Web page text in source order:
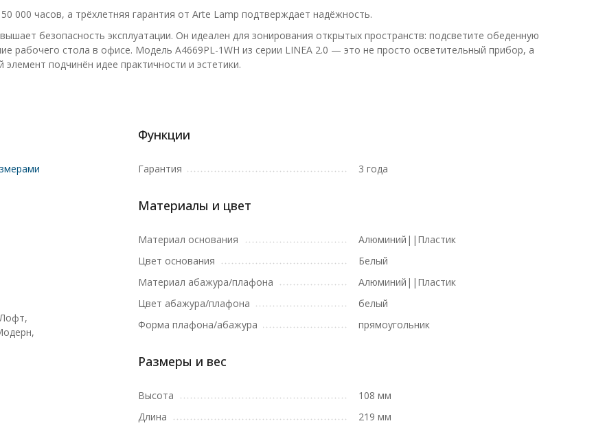
000 часов, а трёхлетняя гарантия от Arte Lamp подтверждает надёжность.
безопасность эксплуатации. Он идеален для зонирования открытых пространств: подсветите обеденную
рабочего стола в офисе. Модель A4669PL-1WH из серии LINEA 2.0 — это не просто осветительный прибор, а
подчинён идее практичности и эстетики.
Функции
Гарантия 3 года
Материалы и цвет
Материал основания
Алюминий||Пластик
Цвет основания
Белый
Материал абажура/плафона
Алюминий||Пластик
Цвет абажура/плафона
белый
Форма плафона/абажура
прямоугольник
Размеры и вес
Высота
108 мм
Длина
219 мм